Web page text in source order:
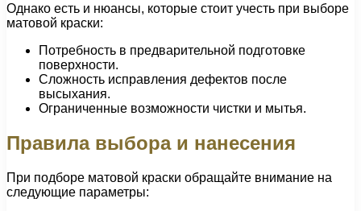
Однако есть и нюансы, которые стоит учесть при выборе
матовой краски:
Потребность в предварительной подготовке
поверхности.
Сложность исправления дефектов после
высыхания.
Ограниченные возможности чистки и мытья.
Правила выбора и нанесения
При подборе матовой краски обращайте внимание на
следующие параметры: